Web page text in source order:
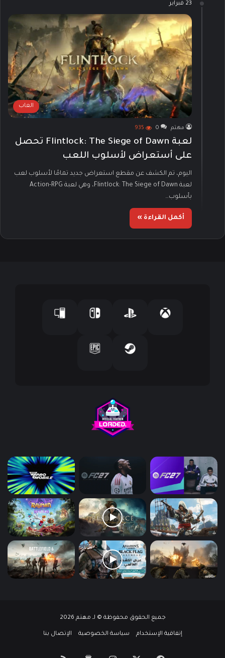
23 فبراير
العاب
مهتم 0
935
لعبة Flintlock: The Siege of Dawn تحصل
على أستعراض لأسلوب اللعب
اليوم، تم الكشف عن مقطع استعراض جديد تمامًا لأسلوب لعب
لعبة Flintlock: The Siege of Dawn، وهي لعبة Action-RPG
بأسلوب…
أكمل القراءة »
جميع الحقوق محفوظة © لـ مهتم 2026
إتفاقية الإستخدام سياسة الخصوصية الإتصال بنا